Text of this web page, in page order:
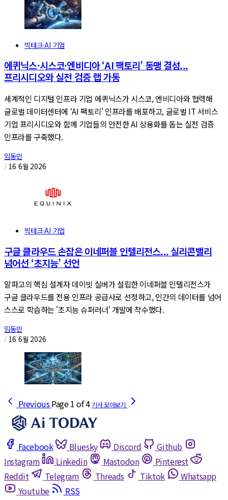
빅테크·AI 기업
에퀴닉스·시스코·엔비디아 ‘AI 팩토리’ 동맹 결성...
프리시디오와 실전 검증 랩 가동
세계적인 디지털 인프라 기업 에퀴닉스가 시스코, 엔비디아와 협력해
글로벌 데이터센터에 ‘AI 팩토리’ 인프라를 배포하고, 글로벌 IT 서비스
기업 프리시디오와 함께 기업들의 안전한 AI 상용화를 돕는 실전 검증
인프라를 구축했다.
임동민
/ 16 6월 2026
빅테크·AI 기업
구글 클라우드 손잡은 이네퍼블 인텔리전스... 실리콘밸리
넘어선 ‘초지능’ 선언
알파고의 핵심 설계자 데이빗 실버가 설립한 이네퍼블 인텔리전스가
구글 클라우드를 전용 인프라 공급사로 선정하고, 인간의 데이터를 넘어
스스로 학습하는 '초지능 슈퍼러너' 개발에 착수했다.
임동민
/ 16 6월 2026
PreviousPage 1 of 4
Facebook Bluesky Discord
Github
Instagram
Linkedin Mastodon
Pinterest
Reddit
Telegram Threads Tiktok
Whatsapp
Youtube
RSS